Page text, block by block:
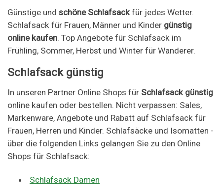
Günstige und schöne Schlafsack für jedes Wetter.
Schlafsack für Frauen, Männer und Kinder günstig
online kaufen. Top Angebote für Schlafsack im
Frühling, Sommer, Herbst und Winter für Wanderer.
Schlafsack günstig
In unseren Partner Online Shops für Schlafsack günstig
online kaufen oder bestellen. Nicht verpassen: Sales,
Markenware, Angebote und Rabatt auf Schlafsack für
Frauen, Herren und Kinder. Schlafsäcke und Isomatten -
über die folgenden Links gelangen Sie zu den Online
Shops für Schlafsack:
Schlafsack Damen